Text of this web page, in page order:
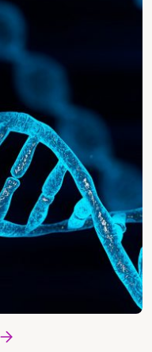
Vedi i corsi